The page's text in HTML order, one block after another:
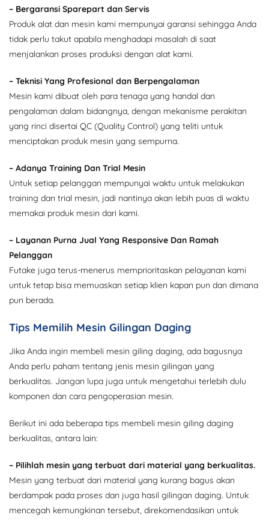
– Bergaransi Sparepart dan Servis
Produk alat dan mesin kami mempunyai garansi sehingga Anda
tidak perlu takut apabila menghadapi masalah di saat
menjalankan proses produksi dengan alat kami.
– Teknisi Yang Profesional dan Berpengalaman
Mesin kami dibuat oleh para tenaga yang handal dan
pengalaman dalam bidangnya, dengan mekanisme perakitan
yang rinci disertai QC (Quality Control) yang teliti untuk
menciptakan produk mesin yang sempurna.
– Adanya Training Dan Trial Mesin
Untuk setiap pelanggan mempunyai waktu untuk melakukan
training dan trial mesin, jadi nantinya akan lebih puas di waktu
memakai produk mesin dari kami.
– Layanan Purna Jual Yang Responsive Dan Ramah
Pelanggan
Futake juga terus-menerus memprioritaskan pelayanan kami
untuk tetap bisa memuaskan setiap klien kapan pun dan dimana
pun berada.
Tips Memilih Mesin Gilingan Daging
Jika Anda ingin membeli mesin giling daging, ada bagusnya
Anda perlu paham tentang jenis mesin gilingan yang
berkualitas. Jangan lupa juga untuk mengetahui terlebih dulu
komponen dan cara pengoperasian mesin.
Berikut ini ada beberapa tips membeli mesin giling daging
berkualitas, antara lain:
– Pilihlah mesin yang terbuat dari material yang berkualitas.
Mesin yang terbuat dari material yang kurang bagus akan
berdampak pada proses dan juga hasil gilingan daging. Untuk
mencegah kemungkinan tersebut, direkomendasikan untuk